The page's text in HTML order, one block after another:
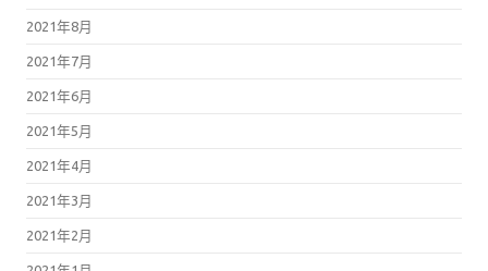
2021年8月
2021年7月
2021年6月
2021年5月
2021年4月
2021年3月
2021年2月